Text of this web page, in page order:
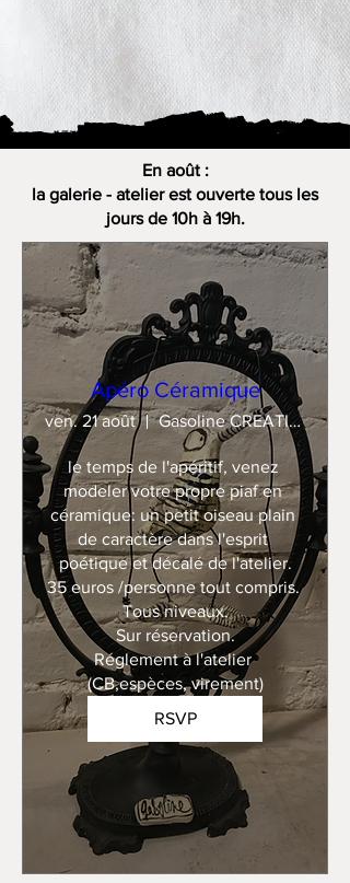
En août :
la galerie - atelier est ouverte tous les
jours de 10h à 19h.
Apéro Céramique
ven. 21 août Gasoline CREATION
le temps de l'apéritif, venez
modeler votre propre piaf en
céramique: un petit oiseau plain
de caractère dans l'esprit
poétique et décalé de l'atelier.
35 euros /personne tout compris.
Tous niveaux.
Sur réservation.
Réglement à l'atelier
(CB,espèces, virement)
RSVP